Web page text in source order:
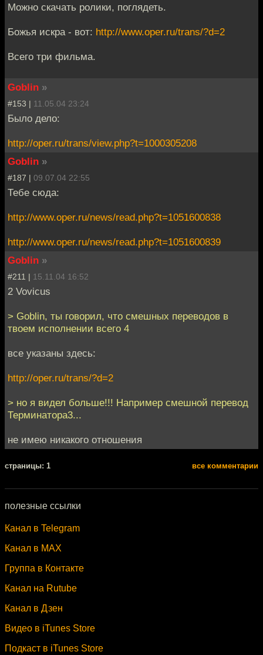
Можно скачать ролики, поглядеть.
Божья искра - вот: http://www.oper.ru/trans/?d=2
Всего три фильма.
Goblin »
#153 | 11.05.04 23:24
Было дело:
http://oper.ru/trans/view.php?t=1000305208
Goblin »
#187 | 09.07.04 22:55
Тебе сюда:
http://www.oper.ru/news/read.php?t=1051600838
http://www.oper.ru/news/read.php?t=1051600839
Goblin »
#211 | 15.11.04 16:52
2 Vovicus
> Goblin, ты говорил, что смешных переводов в
твоем исполнении всего 4
все указаны здесь:
http://oper.ru/trans/?d=2
> но я видел больше!!! Например смешной перевод
Терминатора3...
не имею никакого отношения
cтраницы: 1 все комментарии
полезные ссылки
Канал в Telegram
Канал в MAX
Группа в Контакте
Канал на Rutube
Канал в Дзен
Видео в iTunes Store
Подкаст в iTunes Store